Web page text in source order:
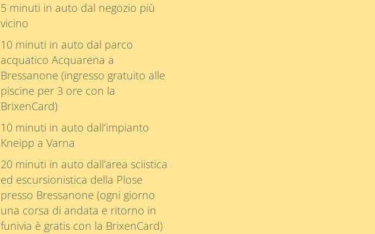
5 minuti in auto dal negozio più
vicino
10 minuti in auto dal parco
acquatico Acquarena a
Bressanone (ingresso gratuito alle
piscine per 3 ore con la
BrixenCard)
10 minuti in auto dall’impianto
Kneipp a Varna
20 minuti in auto dall’area sciistica
ed escursionistica della Plose
presso Bressanone (ogni giorno
una corsa di andata e ritorno in
funivia è gratis con la BrixenCard)